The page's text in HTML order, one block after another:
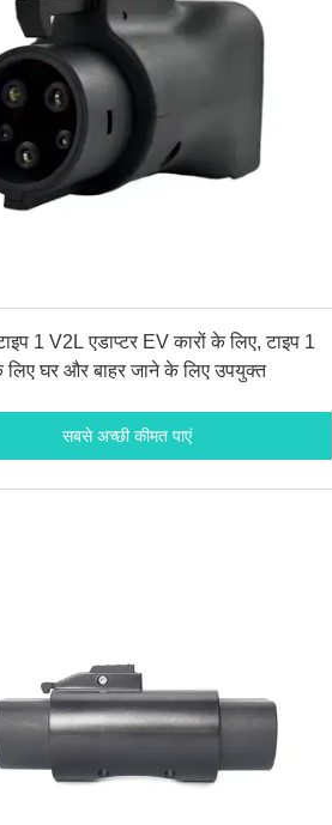
1 V2L एडाप्टर EV कारों के लिए, टाइप 1
लिए घर और बाहर जाने के लिए उपयुक्त
सबसे अच्छी कीमत पाएं